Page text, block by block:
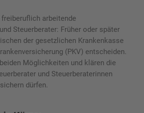
arbeitende
Steuerberater: Früher oder später
der gesetzlichen Krankenkasse
(PKV) entscheiden.
Möglichkeiten und klären die
und Steuerberaterinnen
dürfen.